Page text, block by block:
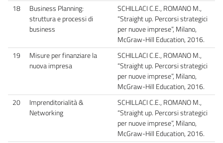
18
Business Planning:
struttura e processi di
business
SCHILLACI C.E., ROMANO M.,
“Straight up. Percorsi strategici
per nuove imprese”, Milano,
McGraw-Hill Education, 2016.
19
Misure per finanziare la
nuova impresa
SCHILLACI C.E., ROMANO M.,
“Straight up. Percorsi strategici
per nuove imprese”, Milano,
McGraw-Hill Education, 2016.
20
Imprenditorialità &
Networking
SCHILLACI C.E., ROMANO M.,
“Straight up. Percorsi strategici
per nuove imprese”, Milano,
McGraw-Hill Education, 2016.